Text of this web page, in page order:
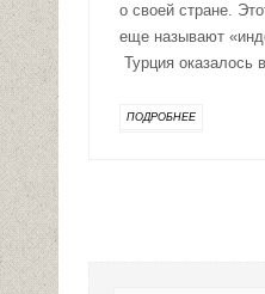
о своей стране.
еще называют
Турция оказалось
ПОДРОБНЕЕ